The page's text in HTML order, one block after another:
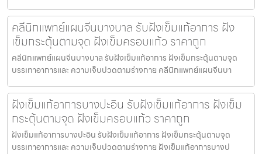
คลีนิกแพทย์แผนจีนบางบาล รับฝังเข็มแก้อาการ ฝัง
เข็มกระตุ้นตามจุด ฝังเข็มครอบแก้ว ราคาถูก
คลีนิกแพทย์แผนจีนบางบาล รับฝังเข็มแก้อาการ ฝังเข็มกระตุ้นตามจุด
บรรเทาอาการและ ความเจ็บปวดตามร่างกาย คลีนิกแพทย์แผนจีนบา
ฝังเข็มแก้อาการบางปะอิน รับฝังเข็มแก้อาการ ฝังเข็ม
กระตุ้นตามจุด ฝังเข็มครอบแก้ว ราคาถูก
ฝังเข็มแก้อาการบางปะอิน รับฝังเข็มแก้อาการ ฝังเข็มกระตุ้นตามจุด
บรรเทาอาการและ ความเจ็บปวดตามร่างกาย ฝังเข็มแก้อาการบางป